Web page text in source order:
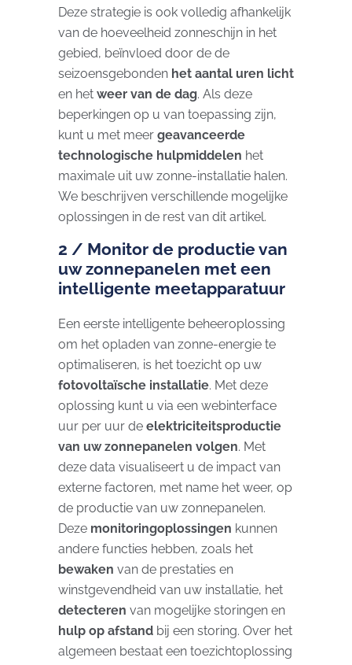
Deze strategie is ook volledig afhankelijk
van de hoeveelheid zonneschijn in het
gebied, beïnvloed door de de
seizoensgebonden het aantal uren licht
en het weer van de dag. Als deze
beperkingen op u van toepassing zijn,
kunt u met meer geavanceerde
technologische hulpmiddelen het
maximale uit uw zonne-installatie halen.
We beschrijven verschillende mogelijke
oplossingen in de rest van dit artikel.
2 / Monitor de productie van
uw zonnepanelen met een
intelligente meetapparatuur
Een eerste intelligente beheeroplossing
om het opladen van zonne-energie te
optimaliseren, is het toezicht op uw
fotovoltaïsche installatie. Met deze
oplossing kunt u via een webinterface
uur per uur de elektriciteitsproductie
van uw zonnepanelen volgen. Met
deze data visualiseert u de impact van
externe factoren, met name het weer, op
de productie van uw zonnepanelen.
Deze monitoringoplossingen kunnen
andere functies hebben, zoals het
bewaken van de prestaties en
winstgevendheid van uw installatie, het
detecteren van mogelijke storingen en
hulp op afstand bij een storing. Over het
algemeen bestaat een toezichtoplossing